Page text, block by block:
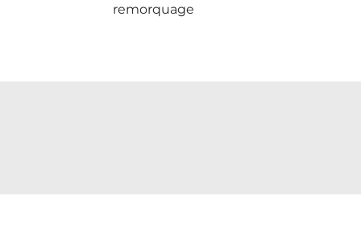
remorquage